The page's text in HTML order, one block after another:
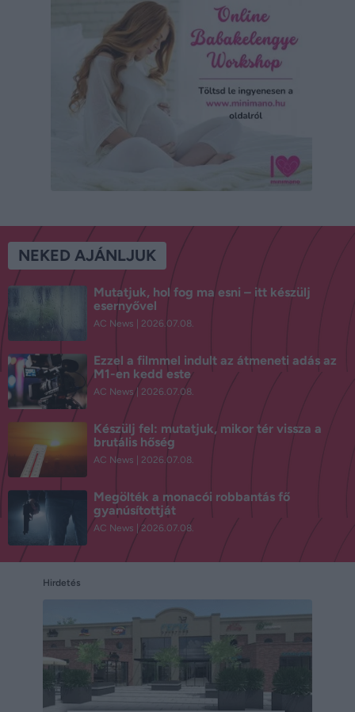
NEKED AJÁNLJUK
Mutatjuk, hol fog ma esni – itt készülj
esernyővel
AC News 2026.07.08.
Ezzel a filmmel indult az átmeneti adás az
M1-en kedd este
AC News 2026.07.08.
Készülj fel: mutatjuk, mikor tér vissza a
brutális hőség
AC News 2026.07.08.
Megölték a monacói robbantás fő
gyanúsítottját
AC News 2026.07.08.
Hirdetés